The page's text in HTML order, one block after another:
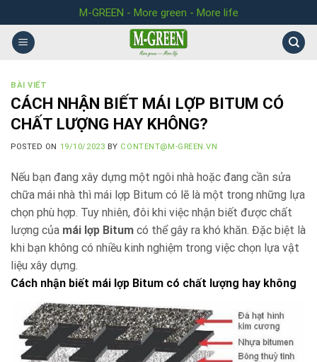
to
content
M-GREEN - More green - More life
BÀI VIẾT
CÁCH NHẬN BIẾT MÁI LỢP BITUM CÓ
CHẤT LƯỢNG HAY KHÔNG?
POSTED ON 19/10/2023 BY CONTENT@M-GREEN.VN
Nếu bạn đang xây dựng một ngôi nhà hoặc đang cần sửa
chữa mái nhà thì mái lợp Bitum có lẽ là một trong những lựa
chọn phù hợp. Tuy nhiên, đôi khi việc nhận biết được chất
lượng của mái lợp Bitum có thể gây ra khó khăn. Đặc biệt là
khi bạn không có nhiều kinh nghiệm trong việc chọn lựa vật
liệu xây dựng.
Cách nhận biết mái lợp Bitum có chất lượng hay không